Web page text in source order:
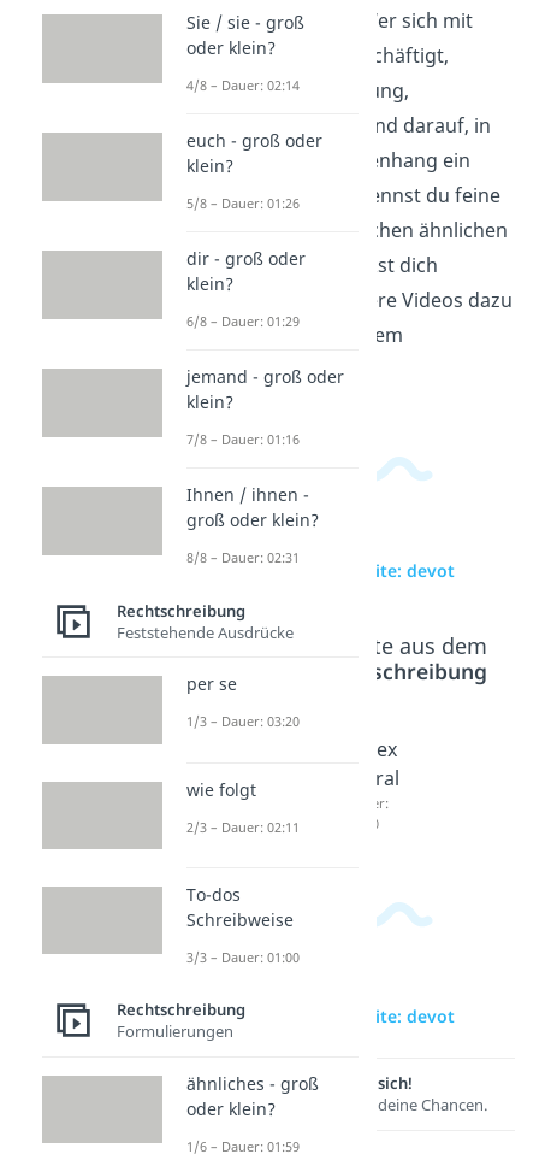
gekommen sind. Wer sich mit
Fremdwörtern beschäftigt,
schaut auf Bedeutung,
Rechtschreibung und darauf, in
welchem Zusammenhang ein
Wort passt. So erkennst du feine
Unterschiede zwischen ähnlichen
Wörtern und drückst dich
genauer aus. Weitere Videos dazu
findest du in unserem
Deutschbereich
zur Videoseite: devot
Beliebte Inhalte aus dem
Rechtschreibung
nt
Dauer:
01:44
03:53
Index
Plural
Dauer:
03:20
zur Videoseite: devot
Lernen lohnt sich!
Entdecke hier deine Chancen.
Sie / sie - groß
oder klein?
4/8 – Dauer: 02:14
euch - groß oder
klein?
5/8 – Dauer: 01:26
dir - groß oder
klein?
6/8 – Dauer: 01:29
jemand - groß oder
klein?
7/8 – Dauer: 01:16
Ihnen / ihnen -
groß oder klein?
8/8 – Dauer: 02:31
Rechtschreibung
Feststehende Ausdrücke
per se
1/3 – Dauer: 03:20
wie folgt
2/3 – Dauer: 02:11
To-dos
Schreibweise
3/3 – Dauer: 01:00
Rechtschreibung
Formulierungen
ähnliches - groß
oder klein?
1/6 – Dauer: 01:59